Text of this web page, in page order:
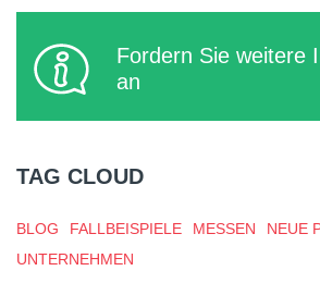
Fordern Sie weitere
an
TAG CLOUD
BLOG FALLBEISPIELE MESSEN
NEUE
UNTERNEHMEN